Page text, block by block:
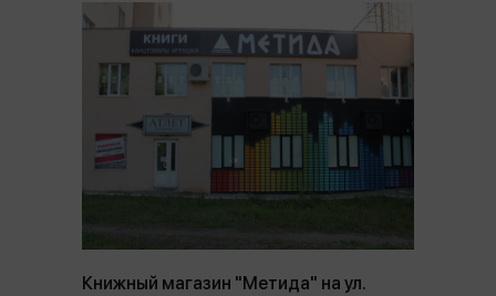
Книжный магазин "Метида" на ул.